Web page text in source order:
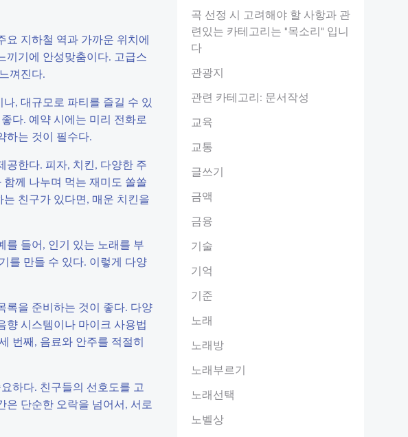
요 지하철 역과 가까운 위치에
끼기에 안성맞춤이다. 고급스
껴진다.
, 대규모로 파티를 즐길 수 있
다. 예약 시에는 미리 전화로
하는 것이 필수다.
공한다. 피자, 치킨, 다양한 주
께 나누며 먹는 재미도 쏠쏠
친구가 있다면, 매운 치킨을
를 들어, 인기 있는 노래를 부
를 만들 수 있다. 이렇게 다양
록을 준비하는 것이 좋다. 다양
향 시스템이나 마이크 사용법
번째, 음료와 안주를 적절히
하다. 친구들의 선호도를 고
단순한 오락을 넘어서, 서로
곡 선정 시 고려해야 할 사항과 관
련있는 카테고리는 "목소리" 입니
다
관광지
관련 카테고리: 문서작성
교육
교통
글쓰기
금액
금융
기술
기억
기준
노래
노래방
노래부르기
노래선택
노벨상